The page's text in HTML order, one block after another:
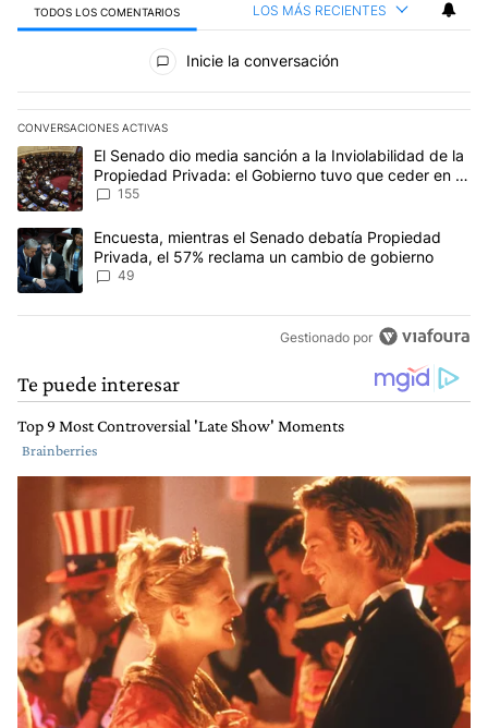
TODOS LOS COMENTARIOS LOS MÁS RECIENTES
Todos los comentarios
Inicie la conversación
CONVERSACIONES ACTIVAS
Este listado muestra los artículos con más comentarios en los
Un artículo de tendencia con el título "El Senado dio media
El Senado dio media sanción a la Inviolabilidad de la
Propiedad Privada: el Gobierno tuvo que ceder en la
Ley del Manejo del Fuego
155
Un artículo de tendencia con el título "Encuesta, mientras el
Encuesta, mientras el Senado debatía Propiedad
Privada, el 57% reclama un cambio de gobierno
49
Gestionado por